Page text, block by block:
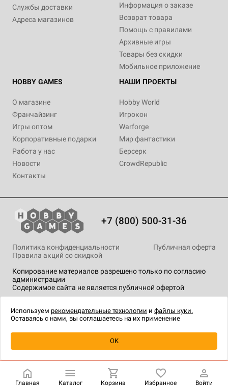
Уведомить о наличии
Службы доставки
Адреса магазинов
Информация о заказе
Возврат товара
Помощь с правилами
Архивные игры
Товары без скидки
Мобильное приложение
HOBBY GAMES
О магазине
Франчайзинг
Игры оптом
Корпоративные подарки
Работа у нас
Новости
Контакты
НАШИ ПРОЕКТЫ
Hobby World
Игрокон
Warforge
Мир фантастики
Берсерк
CrowdRepublic
+7 (800) 500-31-36
Копирование материалов разрешено только по согласию
администрации
Содержимое сайта не является публичной офертой
Политика конфиденциальности
Публичная оферта
Правила акций со скидкой
технологии.
Главная Каталог Корзина Избранное Войти
Используем рекомендательные технологии и файлы куки.
Оставаясь с нами, вы соглашаетесь на их применение
OK